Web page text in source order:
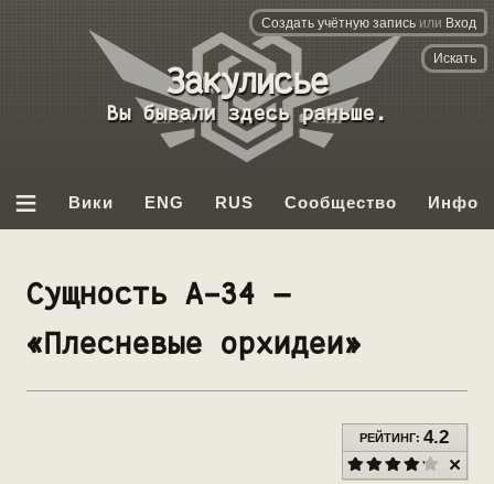
База
данных
Backrooms
Вы бывали здесь раньше.
≡ Вики ENG RUS Сообщество Инфо
Создать учётную запись или Вход
Сущность A-34 —
«Плесневые орхидеи»
РЕЙТИНГ:4.2